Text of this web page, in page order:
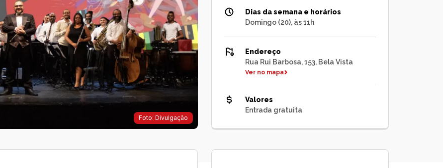
Foto: Divulgação
Dias da semana e horários
Domingo (20), às 11h
Endereço
Rua Rui Barbosa, 153, Bela Vista
Ver no mapa
Valores
Entrada gratuita